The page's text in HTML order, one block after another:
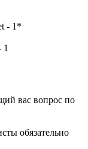
- 1*
1
вас вопрос по
обязательно